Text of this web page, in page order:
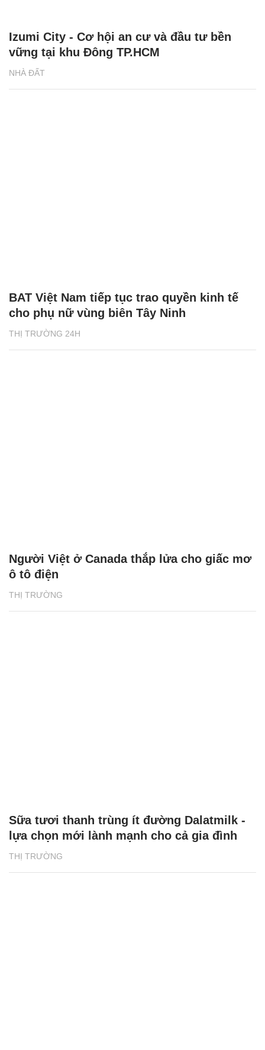
NHÀ ĐẤT
Izumi City - Cơ hội an cư và đầu tư bền
vững tại khu Đông TP.HCM
THỊ TRƯỜNG 24H
BAT Việt Nam tiếp tục trao quyền kinh tế
cho phụ nữ vùng biên Tây Ninh
THỊ TRƯỜNG
Người Việt ở Canada thắp lửa cho giấc mơ
ô tô điện
THỊ TRƯỜNG
Sữa tươi thanh trùng ít đường Dalatmilk -
lựa chọn mới lành mạnh cho cả gia đình